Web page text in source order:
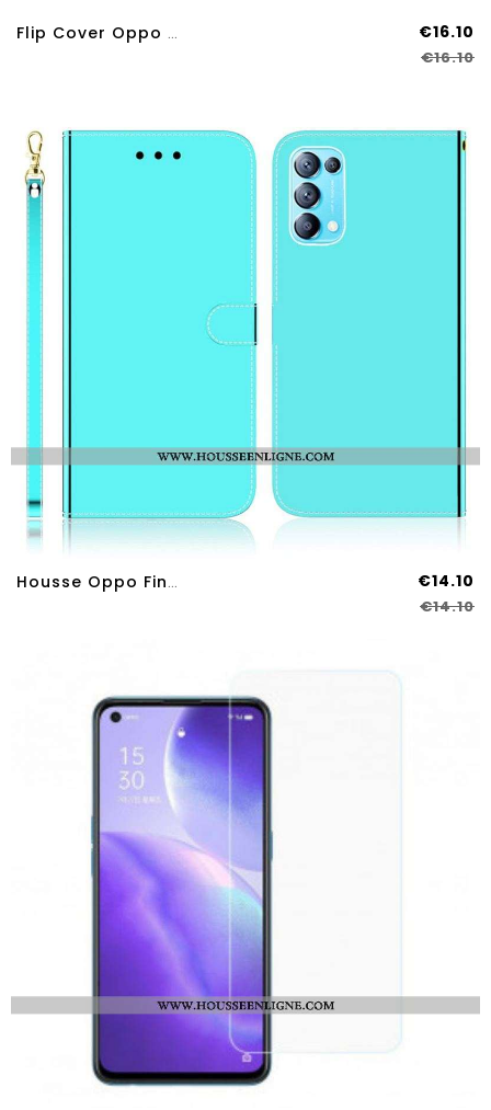
Flip Cover Oppo Find X3 Lite Effet Cuir Géo €16.10
€16.10
Housse Oppo Find X3 Lite Simili Cuir Couverture Miroir €14.10
€14.10